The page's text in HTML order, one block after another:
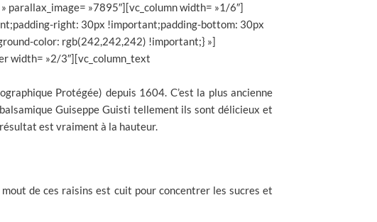
parallax_image= »7895″][vc_column width= »1/6″]
right: 30px !important;padding-bottom: 30px
color: rgb(242,242,242) !important;} »]
width= »2/3″][vc_column_text
Protégée) depuis 1604. C’est la plus ancienne
Guiseppe Guisti tellement ils sont délicieux et
est vraiment à la hauteur.
de ces raisins est cuit pour concentrer les sucres et